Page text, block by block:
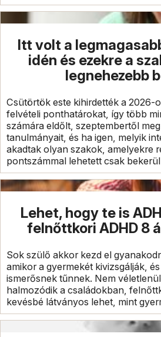
Itt volt a
idén és ezekre a
legnehezebb
Csütörtök este kihirdették a 2026-
felvételi ponthatárokat, így több
számára eldőlt, szeptembertől
tanulmányait, és ha igen, melyik
akadtak olyan szakok, amelyekre
pontszámmal lehetett csak
Lehet, hogy te is
felnőttkori ADHD 8
Sok szülő akkor kezd el
amikor a gyermekét kivizsgálják,
ismerősnek tűnnek. Nem
halmozódik a családokban,
kevésbé látványos lehet, mint